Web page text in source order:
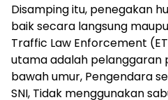
Disamping itu, penegakan
baik secara langsung
Traffic Law Enforcement
utama adalah pelanggaran
bawah umur, Pengendara
SNI, Tidak menggunakan